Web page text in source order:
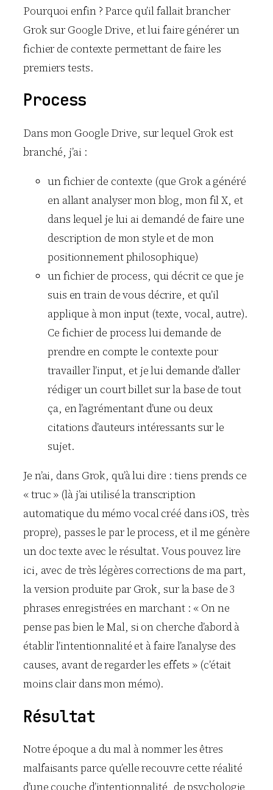
g
e
n
h
u
u
x
Pourquoi enfin ? Parce qu’il fallait brancher
Grok sur Google Drive, et lui faire générer un
fichier de contexte permettant de faire les
premiers tests.
Process
Dans mon Google Drive, sur lequel Grok est
branché, j’ai :
un fichier de contexte (que Grok a généré
en allant analyser mon blog, mon fil X, et
dans lequel je lui ai demandé de faire une
description de mon style et de mon
positionnement philosophique)
un fichier de process, qui décrit ce que je
suis en train de vous décrire, et qu’il
applique à mon input (texte, vocal, autre).
Ce fichier de process lui demande de
prendre en compte le contexte pour
travailler l’input, et je lui demande d’aller
rédiger un court billet sur la base de tout
ça, en l’agrémentant d’une ou deux
citations d’auteurs intéressants sur le
sujet.
Je n’ai, dans Grok, qu’à lui dire : tiens prends ce
« truc » (là j’ai utilisé la transcription
automatique du mémo vocal créé dans iOS, très
propre), passes le par le process, et il me génère
un doc texte avec le résultat. Vous pouvez lire
ici, avec de très légères corrections de ma part,
la version produite par Grok, sur la base de 3
phrases enregistrées en marchant : « On ne
pense pas bien le Mal, si on cherche d’abord à
établir l’intentionnalité et à faire l’analyse des
causes, avant de regarder les effets » (c’était
moins clair dans mon mémo).
Résultat
Notre époque a du mal à nommer les êtres
malfaisants parce qu’elle recouvre cette réalité
d’une couche d’intentionnalité, de psychologie